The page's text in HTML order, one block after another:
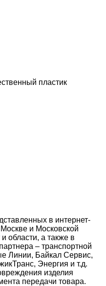
пластик
в интернет-
и Московской
области, а также в
– транспортной
Линии, Байкал Сервис,
Энергия и т.д.
изделия
передачи товара.